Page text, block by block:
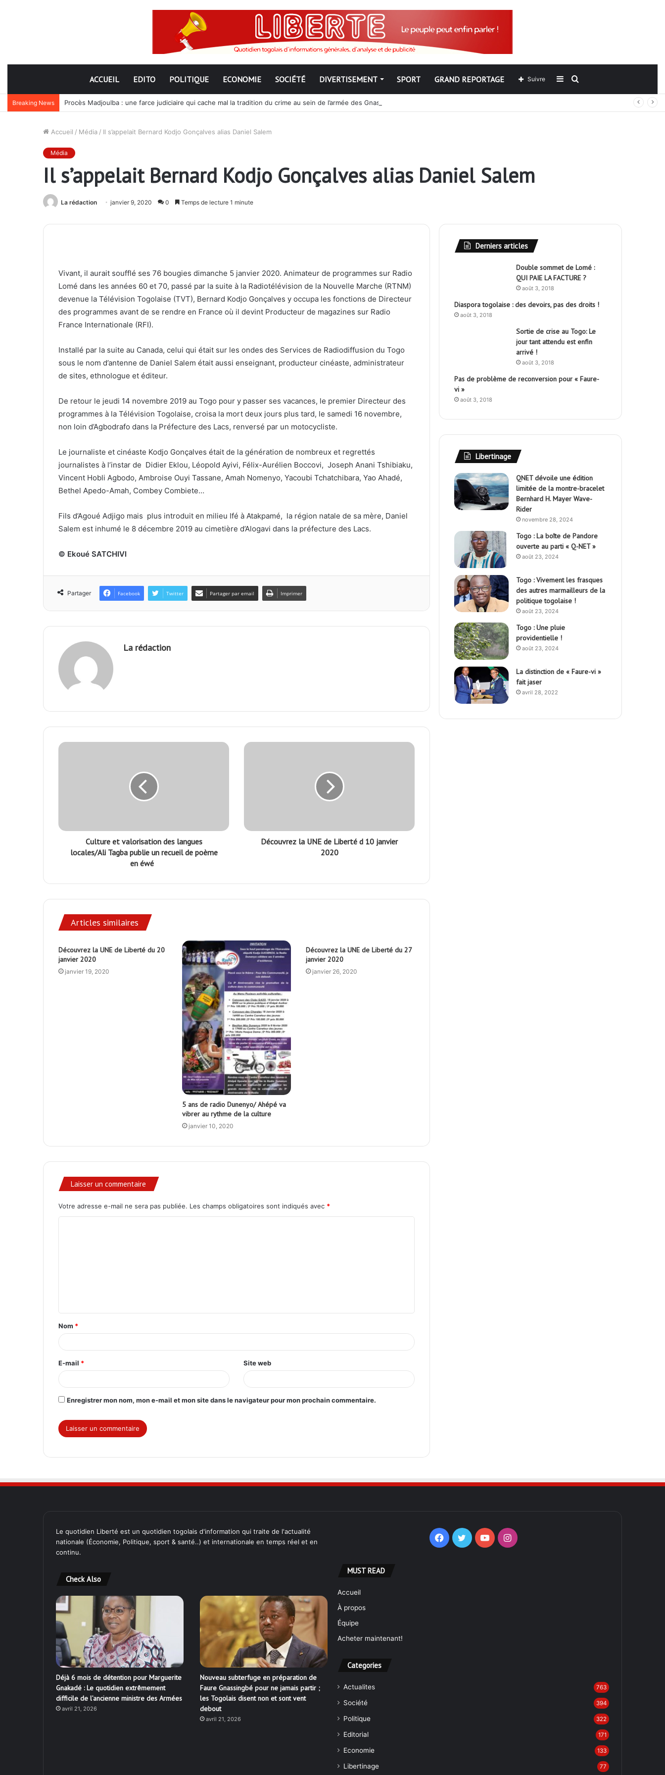
ACCUEIL EDITO POLITIQUE ECONOMIE SOCIÉTÉ DIVERTISEMENT SPORT GRAND REPORTAGE Rechercher
Sidebar
(barre
Suivre
Breaking News Procès Madjoulba : une farce judiciaire qui cache mal la tradition du crime au sein de l’armée des Gnassingbé
Accueil / Média / Il s’appelait Bernard Kodjo Gonçalves alias Daniel Salem
Média
Il s’appelait Bernard Kodjo Gonçalves alias Daniel Salem
La rédaction janvier 9, 2020 0 Temps de lecture 1 minute
Vivant, il aurait soufflé ses 76 bougies dimanche 5 janvier 2020. Animateur de programmes sur Radio
Lomé dans les années 60 et 70, passé par la suite à la Radiotélévision de la Nouvelle Marche (RTNM)
devenue la Télévision Togolaise (TVT), Bernard Kodjo Gonçalves y occupa les fonctions de Directeur
des programmes avant de se rendre en France où il devint Producteur de magazines sur Radio
France Internationale (RFI).
Installé par la suite au Canada, celui qui était sur les ondes des Services de Radiodiffusion du Togo
sous le nom d’antenne de Daniel Salem était aussi enseignant, producteur cinéaste, administrateur
de sites, ethnologue et éditeur.
De retour le jeudi 14 novembre 2019 au Togo pour y passer ses vacances, le premier Directeur des
programmes à la Télévision Togolaise, croisa la mort deux jours plus tard, le samedi 16 novembre,
non loin d’Agbodrafo dans la Préfecture des Lacs, renversé par un motocycliste.
Le journaliste et cinéaste Kodjo Gonçalves était de la génération de nombreux et regrettés
journalistes à l’instar de Didier Eklou, Léopold Ayivi, Félix-Aurélien Boccovi, Joseph Anani Tshibiaku,
Vincent Hobli Agbodo, Ambroise Ouyi Tassane, Amah Nomenyo, Yacoubi Tchatchibara, Yao Ahadé,
Bethel Apedo-Amah, Combey Combiete…
Fils d’Agoué Adjigo mais plus introduit en milieu Ifé à Atakpamé, la région natale de sa mère, Daniel
Salem est inhumé le 8 décembre 2019 au cimetière d’Alogavi dans la préfecture des Lacs.
© Ekoué SATCHIVI
Partager Facebook Twitter Partager par email Imprimer
La rédaction
Culture et valorisation des langues
locales/Ali Tagba publie un recueil de poème
en éwé
Découvrez la UNE de Liberté d 10 janvier
2020
Articles similaires
Découvrez la UNE de Liberté du 20
janvier 2020
janvier 19, 2020
5 ans de radio Dunenyo/ Ahépé va
vibrer au rythme de la culture
janvier 10, 2020
Découvrez la UNE de Liberté du 27
janvier 2020
janvier 26, 2020
Laisser un commentaire
Votre adresse e-mail ne sera pas publiée. Les champs obligatoires sont indiqués avec *
t
a
e
*
Nom *
E-mail * Site web
Enregistrer mon nom, mon e-mail et mon site dans le navigateur pour mon prochain commentaire.
Derniers articles
Double sommet de Lomé :
QUI PAIE LA FACTURE ?
août 3, 2018
Diaspora togolaise : des devoirs, pas des droits !
août 3, 2018
Sortie de crise au Togo: Le
jour tant attendu est enfin
arrivé !
août 3, 2018
Pas de problème de reconversion pour « Faure-
vi »
août 3, 2018
Libertinage
QNET dévoile une édition
limitée de la montre-bracelet
Bernhard H. Mayer Wave-
Rider
novembre 28, 2024
Togo : La boîte de Pandore
ouverte au parti « Q-NET »
août 23, 2024
Togo : Vivement les frasques
des autres marmailleurs de la
politique togolaise !
août 23, 2024
Togo : Une pluie
providentielle !
août 23, 2024
La distinction de « Faure-vi »
fait jaser
avril 28, 2022
Le quotidien Liberté est un quotidien togolais d'information qui traite de l'actualité
nationale (Économie, Politique, sport & santé..) et internationale en temps réel et en
continu.
Check Also
Déjà 6 mois de détention pour Marguerite
Gnakadé : Le quotidien extrêmement
difficile de l’ancienne ministre des Armées
avril 21, 2026
Nouveau subterfuge en préparation de
Faure Gnassingbé pour ne jamais partir ;
les Togolais disent non et sont vent
debout
avril 21, 2026
Facebook
TwitterYouTubeInstagram
MUST READ
Accueil
À propos
Équipe
Acheter maintenant!
Categories
Actualites 763
Société 394
Politique 322
Editorial 171
Economie 133
Libertinage 77